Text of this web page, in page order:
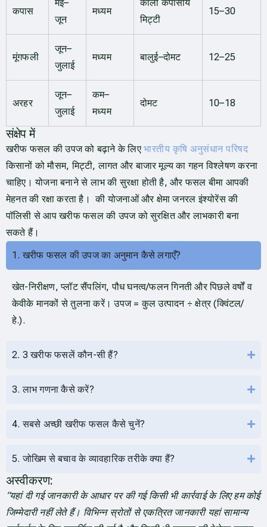
कपास
मई–
जून
मध्यम
काली कपासीय
मिट्टी
15–30
मूंगफली
जून–
जुलाई
मध्यम बालुई–दोमट 12–25
अरहर
जून–
जुलाई
कम–
मध्यम
दोमट 10–18
संक्षेप में
खरीफ फसल की उपज को बढ़ाने के लिएभारतीय कृषि अनुसंधान परिषद
किसानों को मौसम, मिट्टी, लागत और बाजार मूल्य का गहन विश्लेषण करना
चाहिए। योजना बनाने से लाभ की सुरक्षा होती है, और फसल बीमा आपकी
मेहनत की रक्षा करता है। की योजनाओं और क्षेमा जनरल इंश्योरेंस की
पॉलिसी से आप खरीफ फसल की उपज को सुरक्षित और लाभकारी बना
सकते हैं।
1. खरीफ फसल की उपज का अनुमान कैसे लगाएँ?
खेत-निरीक्षण, प्लॉट सैंपलिंग, पौध घनत्व/फलन गिनती और पिछले वर्षों व
केवीके मानकों से तुलना करें। उपज = कुल उत्पादन ÷ क्षेत्र (क्विंटल/
हे.).
2. 3 खरीफ फसलें कौन-सी हैं?
3. लाभ गणना कैसे करें?
4. सबसे अच्छी खरीफ फसल कैसे चुनें?
5. जोखिम से बचाव के व्यावहारिक तरीके क्या हैं?
अस्वीकरण:
“यहां दी गई जानकारी के आधार पर की गई किसी भी कार्रवाई के लिए हम कोई
जिम्मेदारी नहीं लेते हैं। विभिन्न स्रोतों से एकत्रित जानकारी यहां सामान्य